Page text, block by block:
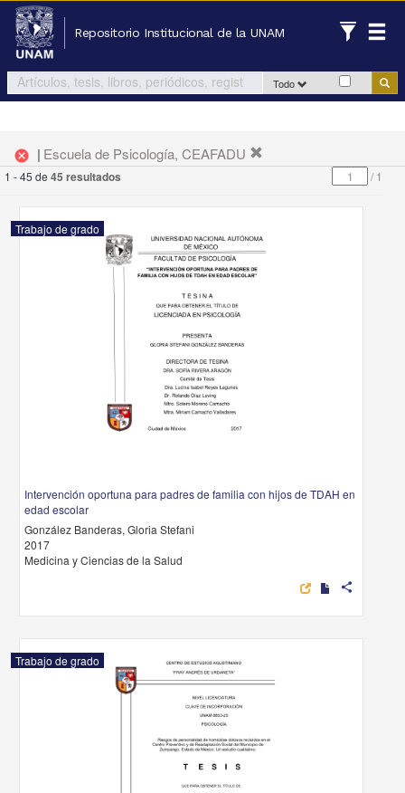
Repositorio Institucional de la UNAM
Todo
cancel | Escuela de Psicología, CEAFADU
1 - 45 de 45 resultados /1
Trabajo de grado
Intervención oportuna para padres de familia con hijos de TDAH en
edad escolar
González Banderas, Gloria Stefani
2017
Medicina y Ciencias de la Salud
share
Trabajo de grado